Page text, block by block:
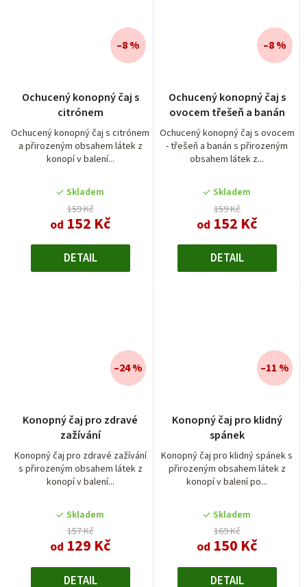
Ochucený konopný čaj s
citrónem
Ochucený konopný čaj s citrónem
a přirozeným obsahem látek z
konopí v balení...
hodnocení
produktu
je
5,0
z
hvězdiček.
Skladem
159 Kč
od 152 Kč
–8 %
DETAIL
Ochucený konopný čaj s
ovocem třešeň a banán
Ochucený konopný čaj s ovocem
- třešeň a banán s přirozeným
obsahem látek z...
hodnocení
produktu
je
5,0
z
hvězdiček.
Skladem
159 Kč
od 152 Kč
–8 %
DETAIL
Konopný čaj pro zdravé
zažívání
Konopný čaj pro zdravé zažívání
s přirozeným obsahem látek z
konopí v balení...
Skladem
157 Kč
od 129 Kč
–24 %
DETAIL
Konopný čaj pro klidný
spánek
Konopný čaj pro klidný spánek s
přirozeným obsahem látek z
konopí v balení po...
Skladem
169 Kč
od 150 Kč
–11 %
DETAIL